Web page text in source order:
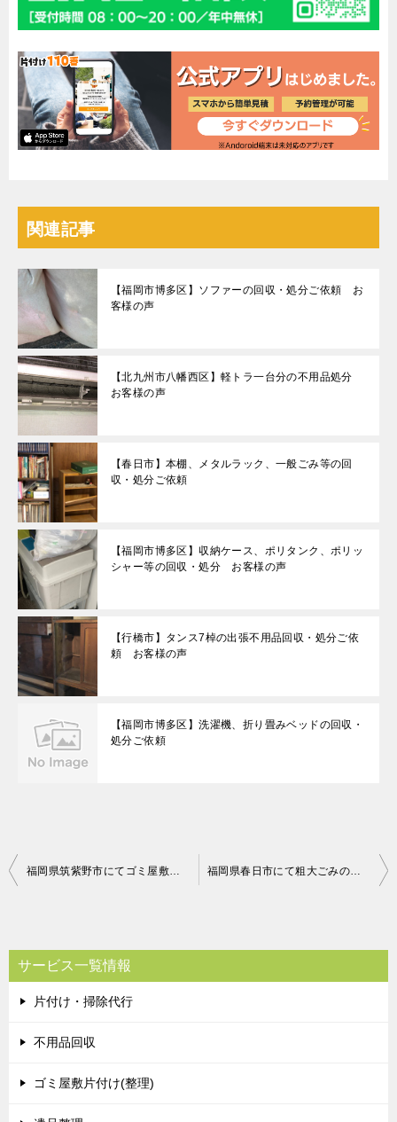
関連記事
【福岡市博多区】ソファーの回収・処分ご依頼 お
客様の声
【北九州市八幡西区】軽トラ一台分の不用品処分
お客様の声
【春日市】本棚、メタルラック、一般ごみ等の回
収・処分ご依頼
【福岡市博多区】収納ケース、ポリタンク、ポリッ
シャー等の回収・処分 お客様の声
【行橋市】タンス7棹の出張不用品回収・処分ご依
頼 お客様の声
【福岡市博多区】洗濯機、折り畳みベッドの回収・
処分ご依頼
投
ビ
ゲ
ー
シ
福岡県筑紫野市にてゴミ屋敷の整理 お客様の声 福岡県春日市にて粗大ごみの回収 お客様の声
サービス一覧情報
片付け・掃除代行
不用品回収
ゴミ屋敷片付け(整理)